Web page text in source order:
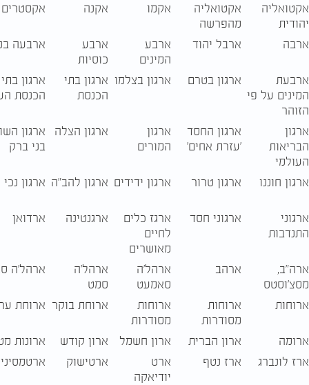
אקטואליה
יהודית
אקטואליה
מהפרשה
אקמו אקנה אקסטרים
ארבה ארבל יהוד
ארבע
המינים
ארבע
כוסיות
ארבעה
ארבעת
המינים על פי
הזוהר
ארגון בטרם ארגון בצלמו ארגון בתי
הכנסת
ארגון בתי
הכנסת
ארגון
הבריאות
העולמי
ארגון החסד
'עזרת אחים'
ארגון
המורים
ארגון הצלה
ארגון
בני ברק
ארגון חוננו ארגון טרור ארגון ידידים ארגון להב"ה ארגון
ארגוני
התנדבות
ארגוני חסד
ארגז כלים
לחיים
מאושרים
ארגנטינה ארדואן
ארה"ב,
מסצ'וסטס
ארהב
ארהל'ה
סאמעט
ארהל'ה
סמט
ארהל׳ה
ארוחות
ארוחות
מסודרות
ארוחות
מסודרות
ארוחת בוקר ארוחת
ארומה ארון הברית ארון חשמל ארון קודש
ארונות
ארז לונברג
ארז נטף
ארט
יודיאקה
ארטישוק